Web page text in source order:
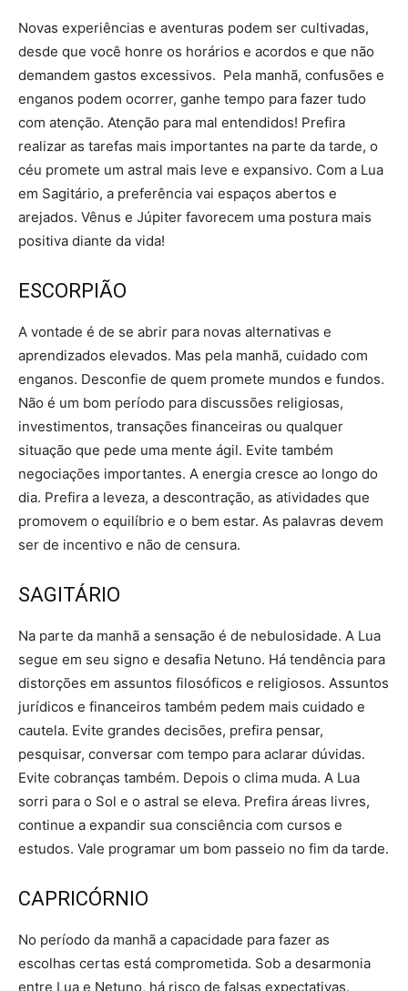
Novas experiências e aventuras podem ser cultivadas,
desde que você honre os horários e acordos e que não
demandem gastos excessivos. Pela manhã, confusões e
enganos podem ocorrer, ganhe tempo para fazer tudo
com atenção. Atenção para mal entendidos! Prefira
realizar as tarefas mais importantes na parte da tarde, o
céu promete um astral mais leve e expansivo. Com a Lua
em Sagitário, a preferência vai espaços abertos e
arejados. Vênus e Júpiter favorecem uma postura mais
positiva diante da vida!
ESCORPIÃO
A vontade é de se abrir para novas alternativas e
aprendizados elevados. Mas pela manhã, cuidado com
enganos. Desconfie de quem promete mundos e fundos.
Não é um bom período para discussões religiosas,
investimentos, transações financeiras ou qualquer
situação que pede uma mente ágil. Evite também
negociações importantes. A energia cresce ao longo do
dia. Prefira a leveza, a descontração, as atividades que
promovem o equilíbrio e o bem estar. As palavras devem
ser de incentivo e não de censura.
SAGITÁRIO
Na parte da manhã a sensação é de nebulosidade. A Lua
segue em seu signo e desafia Netuno. Há tendência para
distorções em assuntos filosóficos e religiosos. Assuntos
jurídicos e financeiros também pedem mais cuidado e
cautela. Evite grandes decisões, prefira pensar,
pesquisar, conversar com tempo para aclarar dúvidas.
Evite cobranças também. Depois o clima muda. A Lua
sorri para o Sol e o astral se eleva. Prefira áreas livres,
continue a expandir sua consciência com cursos e
estudos. Vale programar um bom passeio no fim da tarde.
CAPRICÓRNIO
No período da manhã a capacidade para fazer as
escolhas certas está comprometida. Sob a desarmonia
entre Lua e Netuno, há risco de falsas expectativas.